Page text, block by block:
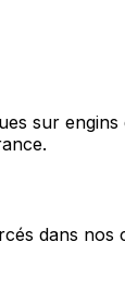
sur
dans